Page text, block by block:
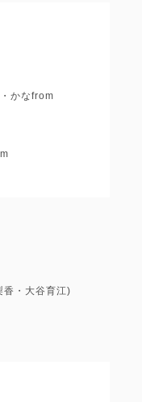
かなfrom
香・大谷育江)